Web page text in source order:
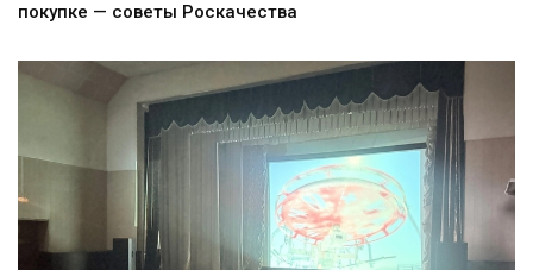
покупке — советы Роскачества